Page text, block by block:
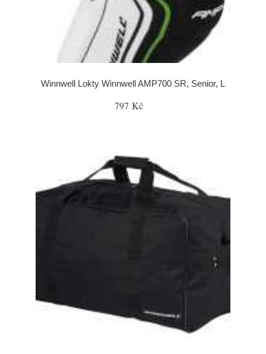
Winnwell Lokty Winnwell AMP700 SR, Senior, L
797 Kč